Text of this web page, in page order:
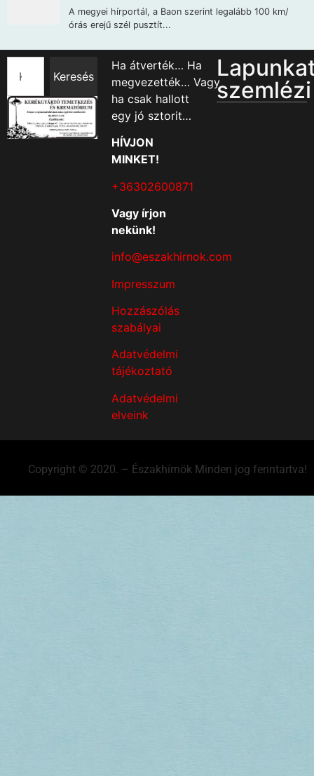
Keresés
Ha átverték… Ha
megvezették… Vagy
ha csak hallott
egy jó sztorit…
HÍVJON
MINKET!
+36302600871
Vagy írjon
nekünk!
info@eszakhirnok.com
Impresszum
Hozzászólás
szabályai
Adatvédelmi
tájékoztató
Adatvédelmi
elveink
szemlézi
Copyright © 2020. – Északhírnök Minden jog fenntartva!